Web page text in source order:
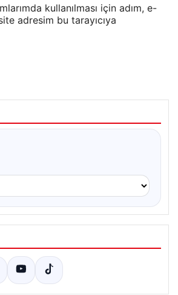
kullanılması için adım, e-
adresim bu tarayıcıya